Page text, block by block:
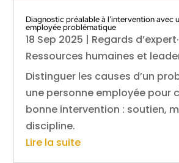
Diagnostic préalable à l’intervention avec
employée problématique
18 Sep 2025 | Regards
Ressources humaines et
Distinguer les causes d’un
une personne employée pour
bonne intervention : soutien,
discipline.
Lire la suite